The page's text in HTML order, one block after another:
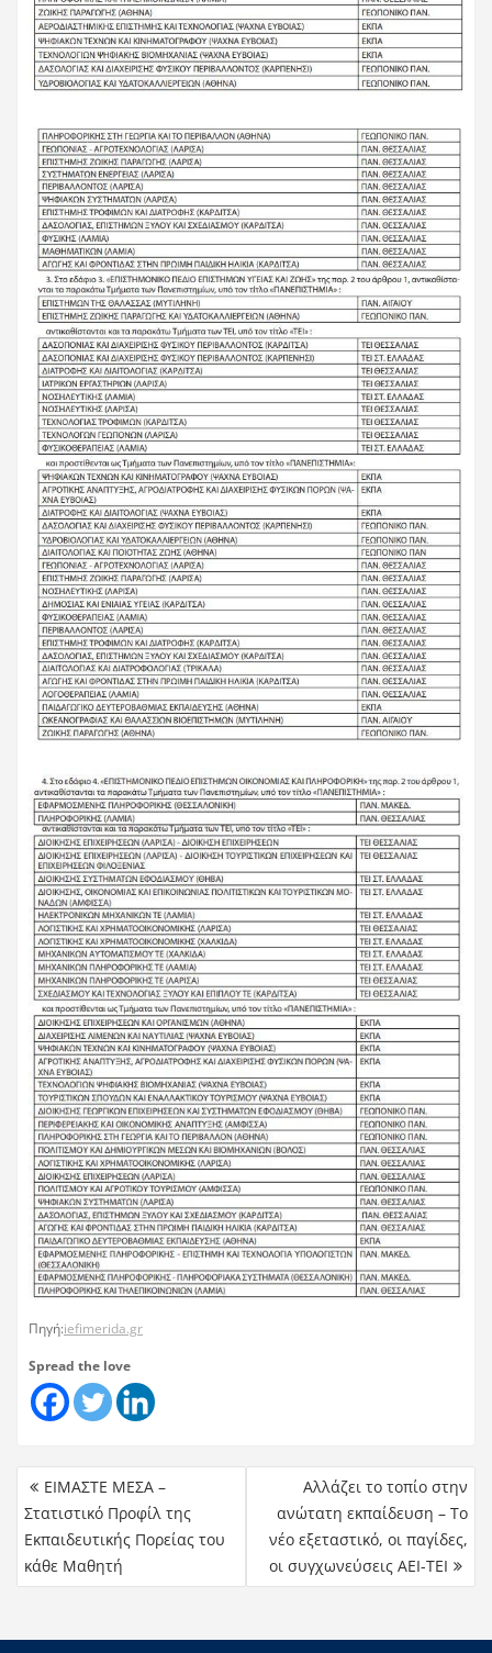
Πηγή:iefimerida.gr
Spread the love
ΕΙΜΑΣΤΕ ΜΕΣΑ –
Στατιστικό Προφίλ της
Εκπαιδευτικής Πορείας του
κάθε Μαθητή
Αλλάζει το τοπίο στην
ανώτατη εκπαίδευση – Το
νέο εξεταστικό, οι παγίδες,
οι συγχωνεύσεις ΑΕΙ-ΤΕΙ